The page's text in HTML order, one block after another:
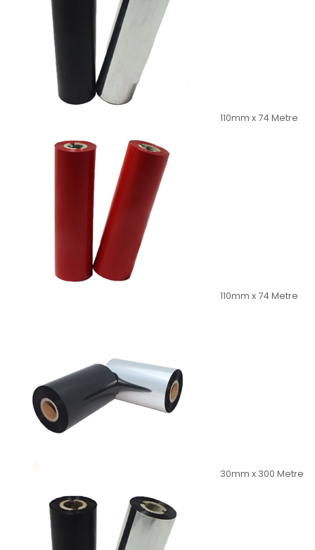
110mm x 74 Metre
110mm x 74 Metre
30mm x 300 Metre